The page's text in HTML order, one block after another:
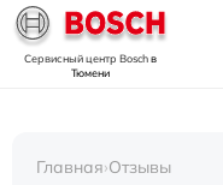
Сервисный центр Boschв
Тюмени
Главная›Отзывы